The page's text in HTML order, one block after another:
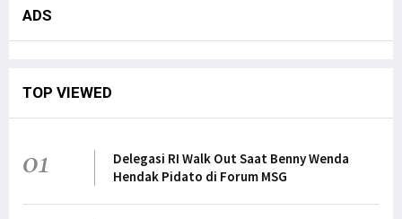
ADS
TOP VIEWED
01
Delegasi RI Walk Out Saat Benny Wenda
Hendak Pidato di Forum MSG